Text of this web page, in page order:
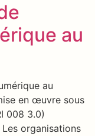
au
au
en œuvre sous
008 3.0)
organisations